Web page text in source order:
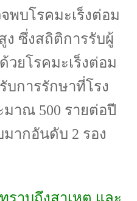
พบโรคมะเร็งต่อม
ซึ่งสถิติการรับผู้
วยโรคมะเร็งต่อม
บการรักษาที่โรง
มาณ 500 รายต่อปี
มากอันดับ 2 รอง